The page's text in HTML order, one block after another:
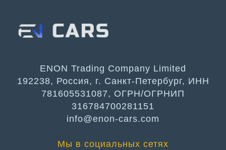
ENON Trading Company Limited
192238, Россия, г. Санкт-Петербург, ИНН
781605531087, ОГРН/ОГРНИП
316784700281151
info@enon-cars.com
Мы в социальных сетях